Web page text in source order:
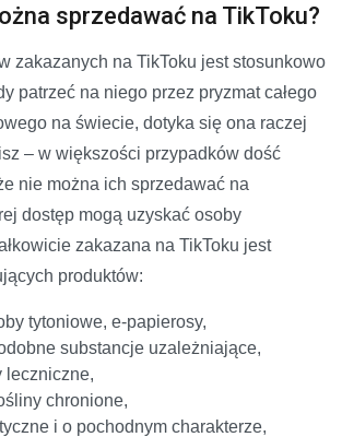
sprzedawać na TikToku?
zakazanych na TikToku jest stosunkowo
patrzeć na niego przez pryzmat całego
na świecie, dotyka się ona raczej
– w większości przypadków dość
nie można ich sprzedawać na
dostęp mogą uzyskać osoby
zakazana na TikToku jest
produktów:
tytoniowe, e-papierosy,
substancje uzależniające,
leczniczne,
chronione,
i o pochodnym charakterze,